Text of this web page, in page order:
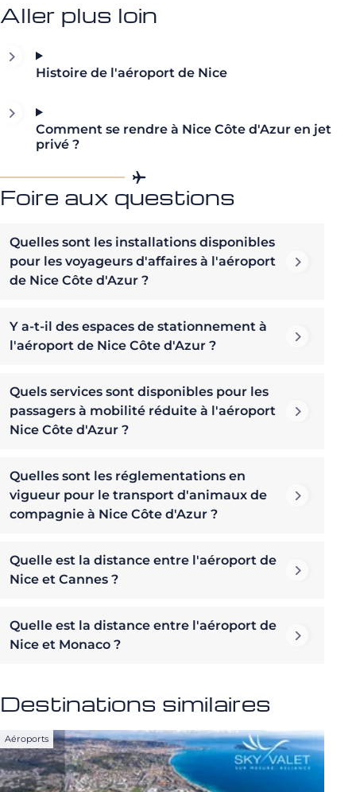
Aller plus loin
Histoire de l'aéroport de Nice
Comment se rendre à Nice Côte d'Azur en jet
privé ?
Foire aux questions
Quelles sont les installations disponibles
pour les voyageurs d'affaires à l'aéroport
de Nice Côte d'Azur ?
Y a-t-il des espaces de stationnement à
l'aéroport de Nice Côte d'Azur ?
Quels services sont disponibles pour les
passagers à mobilité réduite à l'aéroport
Nice Côte d'Azur ?
Quelles sont les réglementations en
vigueur pour le transport d'animaux de
compagnie à Nice Côte d'Azur ?
Quelle est la distance entre l'aéroport de
Nice et Cannes ?
Quelle est la distance entre l'aéroport de
Nice et Monaco ?
Destinations similaires
Aéroports